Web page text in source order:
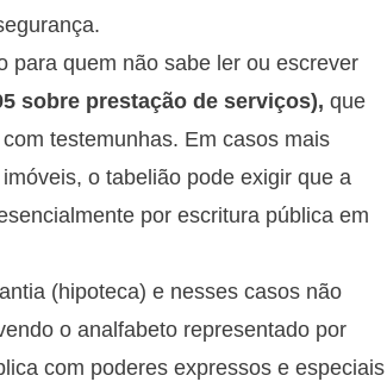
para quem não sabe ler ou escrever
sobre prestação de serviços), que
testemunhas. Em casos mais
o tabelião pode exigir que a
por escritura pública em
(hipoteca) e nesses casos não
o analfabeto representado por
com poderes expressos e especiais